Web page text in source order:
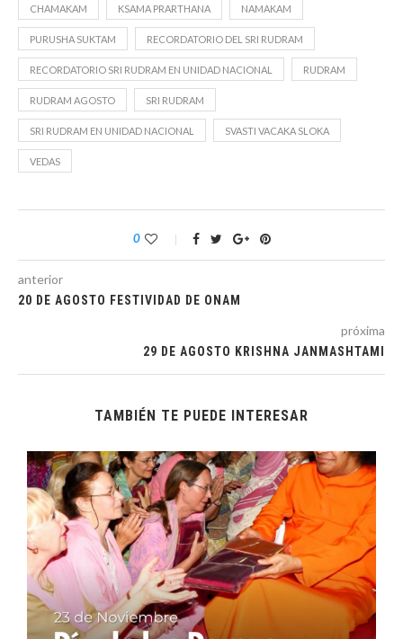
CHAMAKAM KSAMA PRARTHANA NAMAKAM
PURUSHA SUKTAM RECORDATORIO DEL SRI RUDRAM
RECORDATORIO SRI RUDRAM EN UNIDAD NACIONAL RUDRAM
RUDRAM AGOSTO SRI RUDRAM
SRI RUDRAM EN UNIDAD NACIONAL SVASTI VACAKA SLOKA
VEDAS
0
anterior
20 DE AGOSTO FESTIVIDAD DE ONAM
próxima
29 DE AGOSTO KRISHNA JANMASHTAMI
TAMBIÉN TE PUEDE INTERESAR